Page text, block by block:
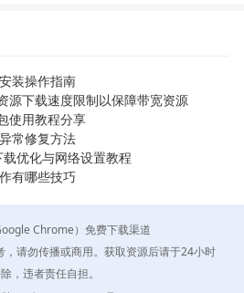
装操作指南
源下载速度限制以保障带宽资源
使用教程分享
常修复方法
优化与网络设置教程
有哪些技巧
Chrome）免费下载渠道
请勿传播或商用。获取资源后请于24小时
，违者责任自担。